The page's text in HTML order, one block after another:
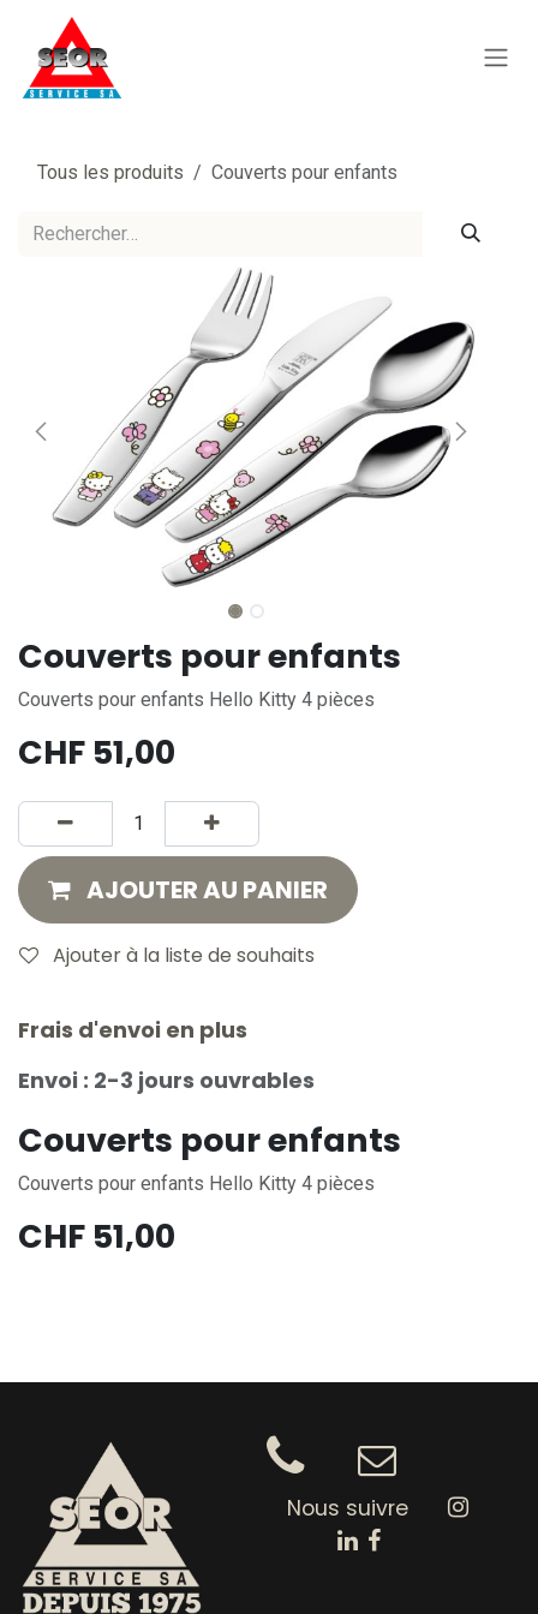
Se rendre au contenu
Tous les produits Couverts pour enfants
Couverts pour enfants
Couverts pour enfants Hello Kitty 4 pièces
CHF 51,00
AJOUTER AU PANIER
Ajouter à la liste de souhaits
Frais d'envoi en plus
Envoi : 2-3 jours ouvrables
Couverts pour enfants
Couverts pour enfants Hello Kitty 4 pièces
CHF 51,00
Nous suivre